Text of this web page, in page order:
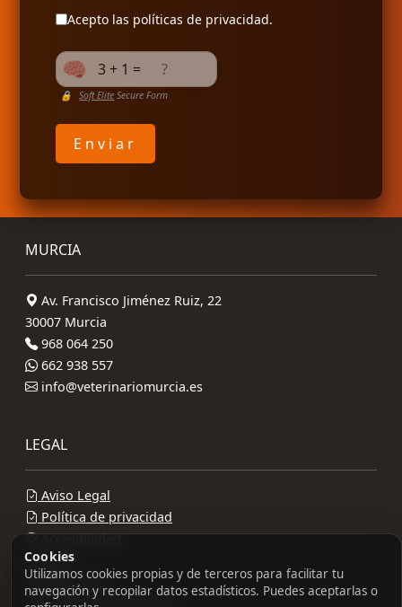
Utilizamos cookies propias y de terceros para facilitar tu
navegación y recopilar datos estadísticos. Puedes aceptarlas o
Acepto las políticas de privacidad.
3 + 1 =
🔒 Soft Elite Secure Form
Enviar
MURCIA
Av. Francisco Jiménez Ruiz, 22
30007 Murcia
968 064 250
662 938 557
info@veterinariomurcia.es
LEGAL
Aviso Legal
Política de privacidad
Accesibilidad
Cookies
Mapa Web
Diseño Web: Soft Élite